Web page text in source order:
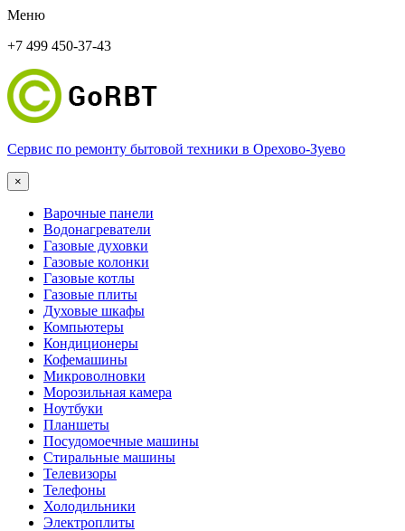
Меню
+7 499 450-37-43
Сервис по ремонту бытовой техники в Орехово-Зуево
×
Варочные панели
Водонагреватели
Газовые духовки
Газовые колонки
Газовые котлы
Газовые плиты
Духовые шкафы
Компьютеры
Кондиционеры
Кофемашины
Микроволновки
Морозильная камера
Ноутбуки
Планшеты
Посудомоечные машины
Стиральные машины
Телевизоры
Телефоны
Холодильники
Электроплиты